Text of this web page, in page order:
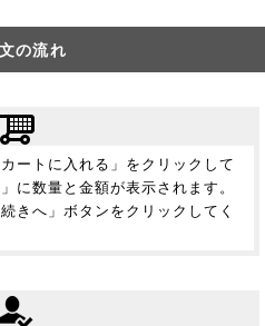
の流れ
ートに入れる」をクリックして
に数量と金額が表示されます。
きへ」ボタンをクリックしてく